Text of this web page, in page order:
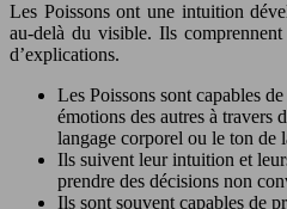
Les Poissons ont une intuition
au-delà du visible. Ils
d’explications.
Les Poissons sont capables
émotions des autres à travers
langage corporel ou le ton de
Ils suivent leur intuition et
prendre des décisions non
Ils sont souvent capables de